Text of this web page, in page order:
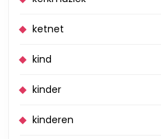
ketnet
kind
kinder
kinderen